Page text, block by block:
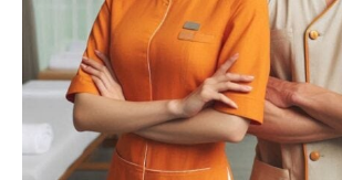
phục này đặc biệt phù hợp với
cách Á Đông, tạo cảm giác thư giãn
cho không gian dịch vụ.
Chất liệu
Đồng phục spa S06 được làm từ lụa